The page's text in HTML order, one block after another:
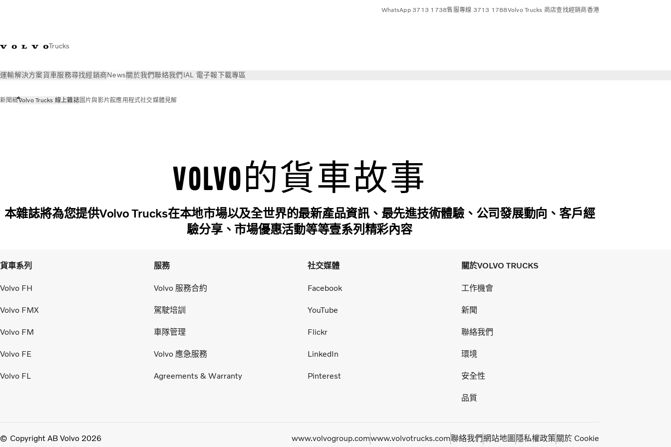
Trucks
WhatsApp 3713 1738售服專線 3713 1788Volvo Trucks 商店查找經銷商香港
運輸解決方案貨車服務尋找經銷商News關於我們聯絡我們 IAL 電子報下載專區
新聞稿Volvo Trucks 線上雜誌圖片與影片館應用程式社交媒體見解
Volvo的貨車故事
本雜誌將為您提供Volvo Trucks在本地市場以及全世界的最新產品資訊、最先進技術體驗、公司發展動向、客戶經
驗分享、市場優惠活動等等壹系列精彩內容
貨車系列
Volvo FH
Volvo FMX
Volvo FM
Volvo FE
Volvo FL
服務
Volvo 服務合約
駕駛培訓
車隊管理
Volvo 應急服務
Agreements & Warranty
社交媒體
Facebook
YouTube
Flickr
LinkedIn
Pinterest
關於VOLVO TRUCKS
工作機會
新聞
聯絡我們
環境
安全性
品質
Copyright AB Volvo 2026 www.volvogroup.comwww.volvotrucks.com聯絡我們網站地圖 隱私權政策 關於 Cookie